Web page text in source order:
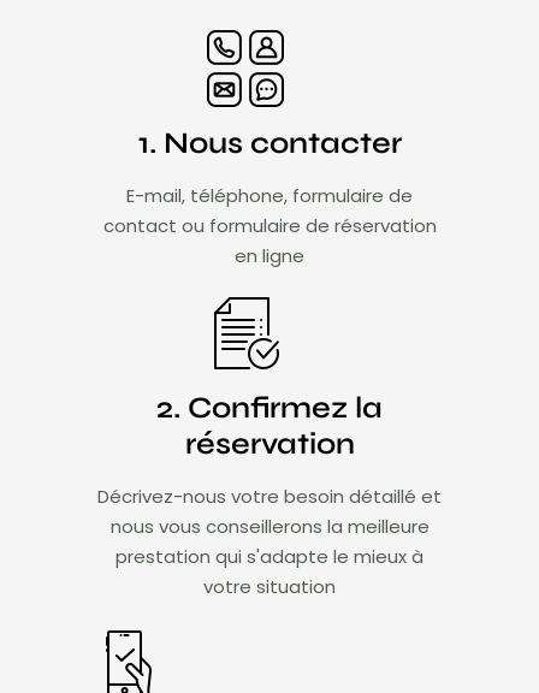
1. Nous contacter
E-mail, téléphone, formulaire de
contact ou formulaire de réservation
en ligne
2. Confirmez la
réservation
Décrivez-nous votre besoin détaillé et
nous vous conseillerons la meilleure
prestation qui s'adapte le mieux à
votre situation​